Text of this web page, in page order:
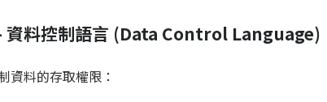
資料控制語言 (Data Control Language)
資料的存取權限：